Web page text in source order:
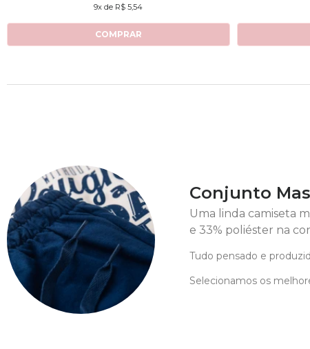
9x de R$ 5,54
COMPRAR
Conjunto
Uma linda camiseta
e 33% poliéster na
Tudo pensado e
Selecionamos os